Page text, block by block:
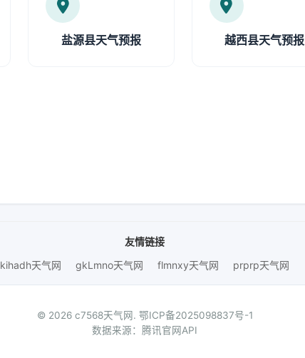
盐源县天气预报 越西县天气预报
友情链接
kihadh天气网
gkLmno天气网 flmnxy天气网 prprp天气网
© 2026 c7568天气网. 鄂ICP备2025098837号-1
数据来源：腾讯官网API